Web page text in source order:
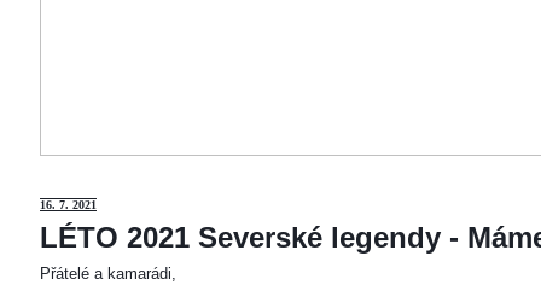
16. 7. 2021
LÉTO 2021 Severské legendy -
Přátelé a kamarádi,